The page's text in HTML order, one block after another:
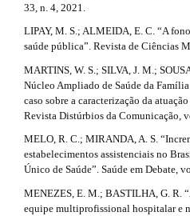
33, n. 4, 2021.
LIPAY, M. S.; ALMEIDA, E. C. “A
saúde pública”. Revista de Ciências
MARTINS, W. S.; SILVA, J. M.;
Núcleo Ampliado de Saúde da
caso sobre a caracterização da
Revista Distúrbios da Comunicação,
MELO, R. C.; MIRANDA, A. S.
estabelecimentos assistenciais no
Único de Saúde”. Saúde em Debate,
MENEZES, E. M.; BASTILHA, G. R.
equipe multiprofissional hospitalar e